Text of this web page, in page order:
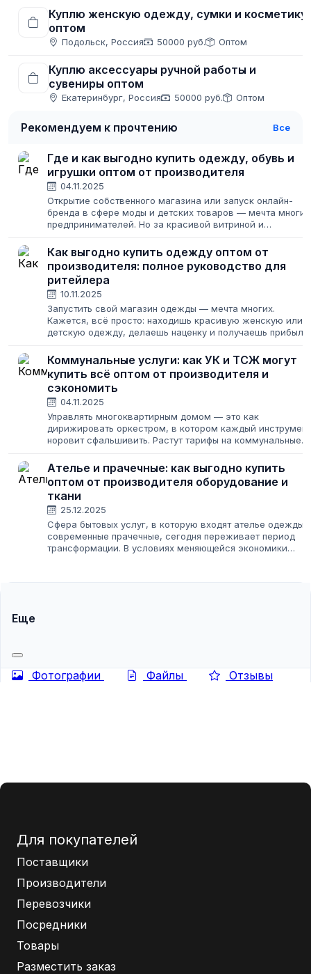
Куплю женскую одежду, сумки и косметику
оптом
Подольск, Россия 50000 руб. Оптом
Куплю аксессуары ручной работы и
сувениры оптом
Екатеринбург, Россия 50000 руб. Оптом
Рекомендуем к прочтению Все
Где и как выгодно купить одежду, обувь и
игрушки оптом от производителя
04.11.2025
Открытие собственного магазина или запуск онлайн-
бренда в сфере моды и детских товаров — мечта многих
предпринимателей. Но за красивой витриной и
работа по поиску надежных поставщиков....
Как выгодно купить одежду оптом от
производителя: полное руководство для
ритейлера
10.11.2025
Запустить свой магазин одежды — мечта многих.
Кажется, всё просто: находишь красивую женскую или
детскую одежду, делаешь наценку и получаешь прибыль.
поиске надежного поставщика....
Коммунальные услуги: как УК и ТСЖ могут
купить всё оптом от производителя и
сэкономить
04.11.2025
Управлять многоквартирным домом — это как
дирижировать оркестром, в котором каждый инструмент
норовит сфальшивить. Растут тарифы на коммунальные
идеальной чистоты и горячей воды 24/7....
Ателье и прачечные: как выгодно купить
оптом от производителя оборудование и
ткани
25.12.2025
Сфера бытовых услуг, в которую входят ателье одежды
современные прачечные, сегодня переживает период
трансформации. В условиях меняющейся экономики
Еще
Фотографии Файлы Отзывы
Для покупателей
Поставщики
Производители
Перевозчики
Посредники
Товары
Разместить заказ